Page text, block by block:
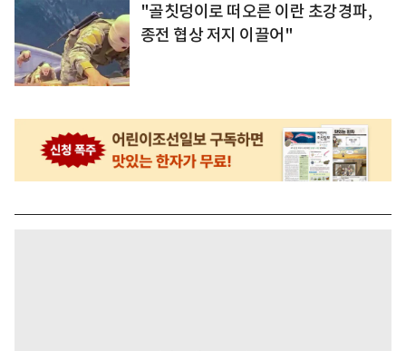
"골칫덩이로 떠오른 이란 초강경파,
종전 협상 저지 이끌어"